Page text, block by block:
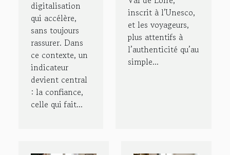
digitalisation
qui accélère,
sans toujours
rassurer. Dans
ce contexte, un
indicateur
devient central
: la confiance,
celle qui fait...
inscrit à l’Unesco,
et les voyageurs,
plus attentifs à
l’authenticité qu’au
simple...